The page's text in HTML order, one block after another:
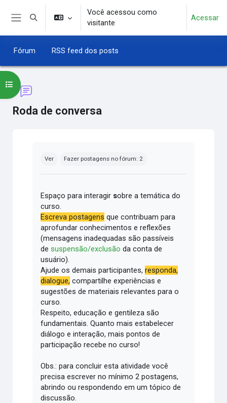
Ir para o conteúdo principal
Alternar entrada de pesquisa
Você acessou como
visitante
Acessar
Fórum RSS feed dos posts
Roda de conversa
Abrir índice do curso
Ver Fazer postagens no fórum: 2
Espaço para interagir sobre a temática do
curso.
Escreva postagens que contribuam para
aprofundar conhecimentos e reflexões
(mensagens inadequadas são passíveis
desuspensão/exclusão da conta de
usuário).
Ajude os demais participantes,responda,
dialogue, compartilhe experiências e
sugestões de materiais relevantes para o
curso.
Respeito, educação e gentileza são
fundamentais.Quanto mais estabelecer
diálogo e interação, mais pontos de
participação recebe no curso!
Obs.: para concluir esta atividade você
precisa escrever no mínimo 2 postagens,
abrindo ou respondendo em um tópico de
discussão.